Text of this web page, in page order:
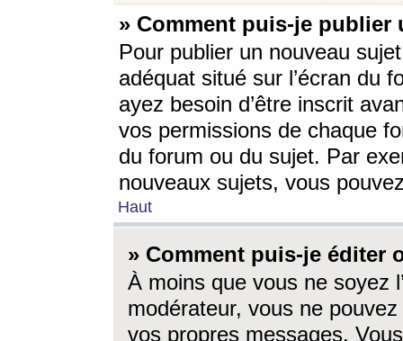
» Comment puis-je
Pour publier un nouveau
adéquat situé sur l’écran du
ayez besoin d’être inscrit
vos permissions de chaque
du forum ou du sujet. Par
nouveaux sujets, vous
Haut
» Comment puis-je éditer
À moins que vous ne soyez
modérateur, vous ne
vos propres messages.